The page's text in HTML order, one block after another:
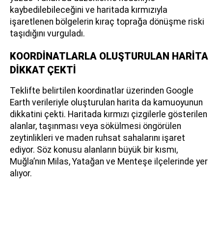
kaybedilebileceğini ve haritada kırmızıyla
işaretlenen bölgelerin kıraç toprağa dönüşme riski
taşıdığını vurguladı.
KOORDİNATLARLA OLUŞTURULAN HARİTA
DİKKAT ÇEKTİ
Teklifte belirtilen koordinatlar üzerinden Google
Earth verileriyle oluşturulan harita da kamuoyunun
dikkatini çekti. Haritada kırmızı çizgilerle gösterilen
alanlar, taşınması veya sökülmesi öngörülen
zeytinlikleri ve maden ruhsat sahalarını işaret
ediyor. Söz konusu alanların büyük bir kısmı,
Muğla’nın Milas, Yatağan ve Menteşe ilçelerinde yer
alıyor.